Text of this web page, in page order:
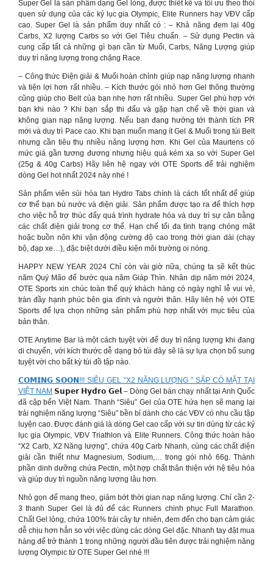
Super Gel là sản phẩm dạng Gel lỏng, được thiết kế và tối ưu theo thói
quen sử dụng của các kỷ lục gia Olympic, Elite Runners hay VĐV cấp
cao. Super Gel là sản phẩm duy nhất có : – Khả năng đem lại 40g
Carbs, X2 lượng Carbs so với Gel Tiêu chuẩn. – Sử dụng Pectin và
cung cấp tất cả những gì bạn cần từ Muối, Carbs, Năng Lượng giúp
duy trì năng lượng trong chặng Race.
– Công thức Điện giải & Muối hoàn chỉnh giúp nạp năng lượng nhanh
và tiện lợi hơn rất nhiều. – Kích thước gói nhỏ hơn Gel thông thường
cũng giúp cho Belt của bạn nhẹ hơn rất nhiều. Super Gel phù hợp với
bạn khi nào ? Khi bạn sắp thi đấu và gặp hạn chế về thời gian và
không gian nạp năng lượng. Nếu bạn đang hướng tới thành tích PR
mới và duy trì Pace cao. Khi bạn muốn mang ít Gel & Muối trong túi Belt
nhưng cần tiêu thụ nhiều năng lượng hơn. Khi Gel của Maurtens có
mức giá gần tương đương nhưng hiệu quả kém xa so với Super Gel
(25g & 40g Carbs) Hãy liên hệ ngay với OTE Sports để trải nghiệm
dòng Gel hot nhất 2024 này nhé !
Sản phẩm viên sủi hòa tan Hydro Tabs chính là cách tốt nhất để giúp
cơ thể bạn bù nước và điện giải. Sản phẩm được tạo ra để thích hợp
cho việc hỗ trợ thúc đẩy quá trình hydrate hóa và duy trì sự cân bằng
các chất điện giải trong cơ thể. Hạn chế tối đa tình trạng chóng mặt
hoặc buồn nôn khi vận động cường độ cao trong thời gian dài (chạy
bộ, đạp xe…), đặc biệt dưới điều kiện môi trường oi nóng.
HAPPY NEW YEAR 2024 Chỉ còn vài giờ nữa, chúng ta sẽ kết thúc
năm Quý Mão để bước qua năm Giáp Thìn. Nhân dịp năm mới 2024,
OTE Sports xin chúc toàn thể quý khách hàng có ngày nghỉ lễ vui vẻ,
tràn đầy hạnh phúc bên gia đình và người thân. Hãy liên hệ với OTE
Sports để lựa chọn những sản phẩm phù hợp nhất với mục tiêu của
bản thân.
OTE Anytime Bar là một cách tuyệt vời để duy trì năng lượng khi đang
di chuyển, với kích thước dễ dạng bỏ túi đây sẽ là sự lựa chọn bổ sung
tuyệt vời cho bất kỳ túi đồ tập nào.
𝗖𝗢𝗠𝗜𝗡𝗚 𝗦𝗢𝗢𝗡!!! SIÊU GEL “X2 NĂNG LƯỢNG ” SẮP CÓ MẶT TẠI
VIỆT NAM 𝗦𝘂𝗽𝗲𝗿 𝗛𝘆𝗱𝗿𝗼 𝗚𝗲𝗹 – Dòng Gel bán chạy nhất tại Anh Quốc
đã cập bến Việt Nam. Thanh “Siêu” Gel của OTE hứa hẹn sẽ mang lại
trải nghiệm năng lượng “Siêu” bền bỉ dành cho các VĐV có nhu cầu tập
luyện cao. Được đánh giá là dòng Gel cao cấp với sự tin dùng từ các kỷ
lục gia Olympic, VĐV Triathlon và Elite Runners. Công thức hoàn hảo
“X2 Carb, X2 Năng lượng”, chứa 40g Carb Nhanh, cùng các chất điện
giải cần thiết như Magnesium, Sodium,… trong gói nhỏ 66g. Thành
phần dinh dưỡng chứa Pectin, một hợp chất thân thiện với hệ tiêu hóa
và giúp duy trì nguồn năng lượng lâu hơn.
Nhỏ gọn để mang theo, giảm bớt thời gian nạp năng lượng. Chỉ cần 2-
3 thanh Super Gel là đủ để các Runners chinh phục Full Marathon.
Chất Gel lỏng, chứa 100% trái cây tự nhiên, đem đến cho bạn cảm giác
dễ chịu hơn hẳn so với việc dùng các dòng Gel đặc. Nhanh tay đặt mua
hàng để trở thành 1 trong những người đầu tiên được trải nghiệm năng
lượng Olympic từ OTE Super Gel nhé !!!